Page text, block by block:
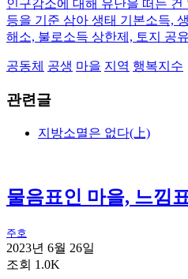
인구감소에 대해 유난을 떠는
등을 기준 삼아 생태 기본소득,
해소, 불로소득 상한제, 토지 공
공동체 공생 마을 지역 행복지수
관련글
지방소멸은 없다(上)
물음표인 마을, 느낌
주호
2023년 6월 26일
조회 1.0K